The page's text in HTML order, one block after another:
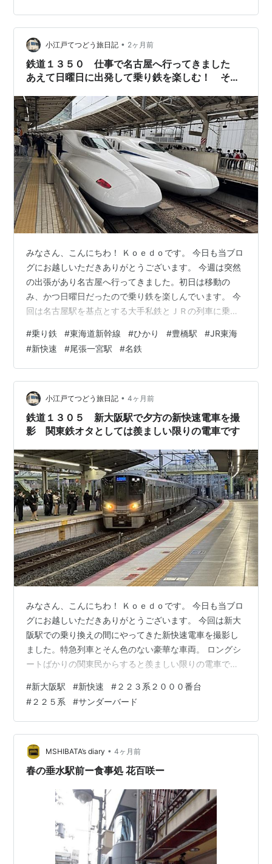
る運転時分で走りました。平均速度は90km/h超ですね。
当区間の最高速度が95km/hなので、天王寺発車後はほぼ
トップスピードで走ってきたことになります。113系6連
で、東海道・山陽本線の新快速153系と同じ「ブルーライ
ナー…
小江戸てつどう旅日記 • 2ヶ月前
鉄道１３５０ 仕事で名古屋へ行ってきました
あえて日曜日に出発して乗り鉄を楽しむ！ その
みなさん、こんにちわ！ Ｋｏｅｄｏです。 今日も当ブロ
グにお越しいただきありがとうございます。 今週は突然
の出張があり名古屋へ行ってきました。初日は移動の
み、かつ日曜日だったので乗り鉄を楽しんでいます。 今
回は名古屋駅を基点とする大手私鉄とＪＲの列車に乗り
で新幹線に乗るためにまずは東京駅へ。 いつもは時短の
為地下鉄を使うのですが、今回は時間に余裕がありま
す。なので山手線を使って東京駅へやってきました。 今
回の乗車電。「のぞみ」ではなくあえて「ひかり」に乗
車します。 今年も何度もお世話になっている東海道新幹
線、もう通勤電車に乗るような感覚です…
#乗り鉄 #東海道新幹線 #ひかり #豊橋駅 #JR東海
#新快速 #尾張一宮駅 #名鉄
小江戸てつどう旅日記 • 4ヶ月前
鉄道１３０５ 新大阪駅で夕方の新快速電車を撮
影 関東鉄オタとしては羨ましい限りの電車です
みなさん、こんにちわ！ Ｋｏｅｄｏです。 今日も当ブロ
グにお越しいただきありがとうございます。 今回は新大
阪駅での乗り換えの間にやってきた新快速電車を撮影し
ました。特急列車とそん色のない豪華な車両。 ロングシ
ートばかりの関東民からすると羨ましい限りの電車で
ています。迷惑にならないように比較的空いているホー
ムから撮影しました。 全てホームの端（黄色いブロッ
ク）からかなり離れて撮影しています。 野洲行きの新快
速がやって来ました。先頭は２２５系でした。 後方は２
２３系２０００番台です。 夕方のラッシュの始まり位の
時間帯ですが、車内は早くも大混雑でし…
#新大阪駅 #新快速 #２２３系２０００番台
#２２５系 #サンダーバード
MSHIBATA’s diary • 4ヶ月前
春の垂水駅前ー食事処 花百咲ー